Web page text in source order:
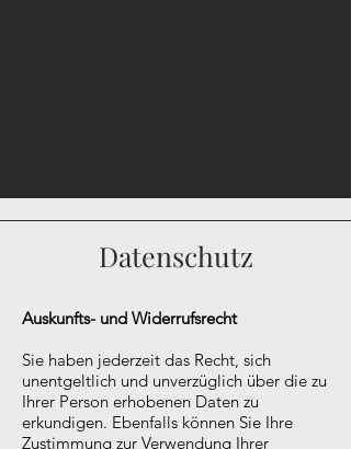
Datenschutz
Auskunfts- und Widerrufsrecht
Sie haben jederzeit das Recht, sich
unentgeltlich und unverzüglich über die zu
Ihrer Person erhobenen Daten zu
erkundigen. Ebenfalls können Sie Ihre
Zustimmung zur Verwendung Ihrer